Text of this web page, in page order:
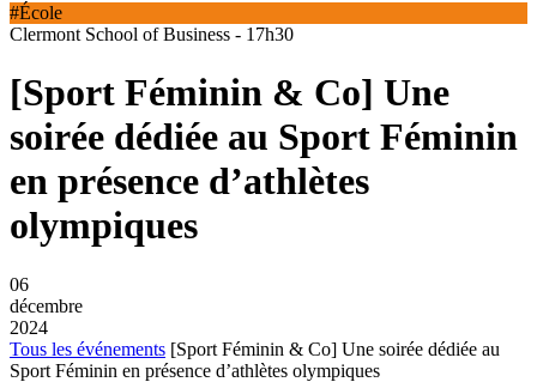
#École
Clermont School of Business - 17h30
[Sport Féminin & Co] Une
soirée dédiée au Sport Féminin
en présence d’athlètes
olympiques
06
décembre
2024
Tous les événements [Sport Féminin & Co] Une soirée dédiée au
Sport Féminin en présence d’athlètes olympiques